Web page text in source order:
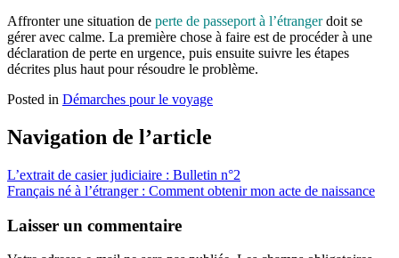
Affronter une situation de perte de passeport à l’étrangerdoit se
gérer avec calme. La première chose à faire est de procéder à une
déclaration de perte en urgence, puis ensuite suivre les étapes
décrites plus haut pour résoudre le problème.
Posted in Démarches pour le voyage
Navigation de l’article
L’extrait de casier judiciaire : Bulletin n°2
Français né à l’étranger : Comment obtenir mon acte de naissance
Laisser un commentaire